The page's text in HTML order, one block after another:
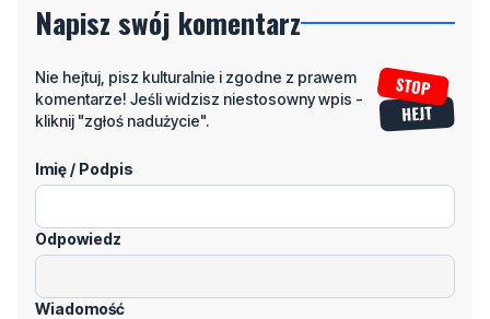
Napisz swój komentarz
Nie hejtuj, pisz kulturalnie i zgodne z prawem
komentarze! Jeśli widzisz niestosowny wpis -
kliknij "zgłoś nadużycie".
Imię / Podpis
Odpowiedz
Wiadomość